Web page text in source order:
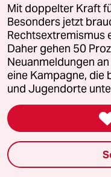
Presse
Unterstützen
abo
genossenschaft
Mit doppelter Kraft
Besonders jetzt
Rechtsextremismus
Daher gehen 50
Neuanmeldungen
eine Kampagne, die
und Jugendorte